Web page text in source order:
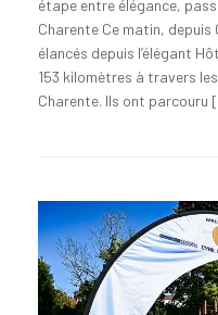
étape entre élégance,
Charente Ce matin,
élancés depuis l’élégant
153 kilomètres à travers
Charente. Ils ont parcouru